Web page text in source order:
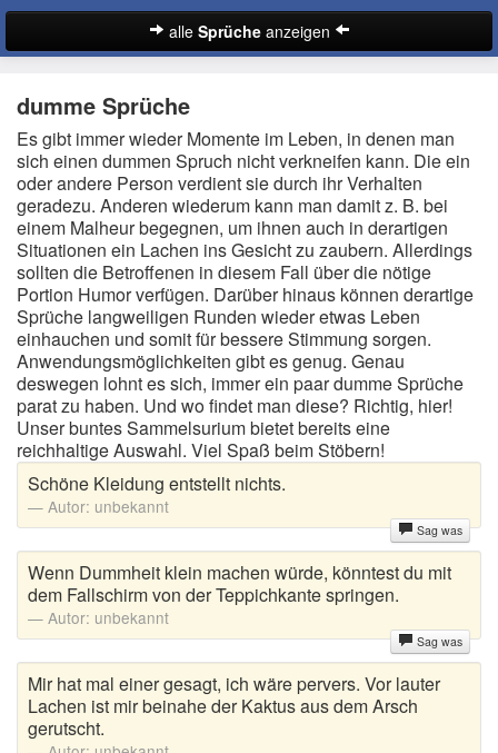
alle Sprücheanzeigen
Abschiedssprüche
Anmachsprüche
Beileidssprüche
Coole Sprüche
Dumme Sprüche
Englische Sprüche
Facebook Sprüche
Fußballsprüche
Gute Nacht Sprüche
Guten Morgen Sprüche
Hochzeitssprüche
Konfirmationssprüche
Lateinische Sprüche
Suche
dumme Sprüche
Es gibt immer wieder Momente im Leben, in denen man
sich einen dummen Spruch nicht verkneifen kann. Die ein
oder andere Person verdient sie durch ihr Verhalten
geradezu. Anderen wiederum kann man damit z. B. bei
einem Malheur begegnen, um ihnen auch in derartigen
Situationen ein Lachen ins Gesicht zu zaubern. Allerdings
sollten die Betroffenen in diesem Fall über die nötige
Portion Humor verfügen. Darüber hinaus können derartige
Sprüche langweiligen Runden wieder etwas Leben
einhauchen und somit für bessere Stimmung sorgen.
Anwendungsmöglichkeiten gibt es genug. Genau
deswegen lohnt es sich, immer ein paar dumme Sprüche
parat zu haben. Und wo findet man diese? Richtig, hier!
Unser buntes Sammelsurium bietet bereits eine
reichhaltige Auswahl. Viel Spaß beim Stöbern!
Schöne Kleidung entstellt nichts.
Autor: unbekannt
Sag was
Wenn Dummheit klein machen würde, könntest du mit
dem Fallschirm von der Teppichkante springen.
Autor: unbekannt
Sag was
Mir hat mal einer gesagt, ich wäre pervers. Vor lauter
Lachen ist mir beinahe der Kaktus aus dem Arsch
gerutscht.